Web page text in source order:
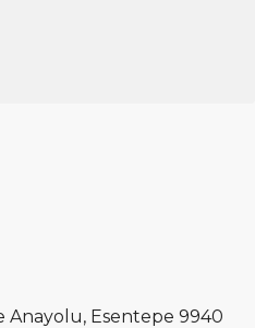
Anayolu, Esentepe 9940